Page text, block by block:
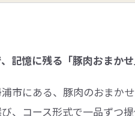
記憶に残る「豚肉おまか
市にある、豚肉のおまか
、コース形式で一品ずつ